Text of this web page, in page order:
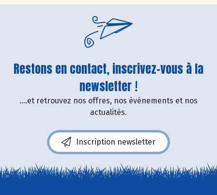
Restons en contact, inscrivez-vous à la
newsletter !
....et retrouvez nos offres, nos événements et nos
actualités.
Inscription newsletter